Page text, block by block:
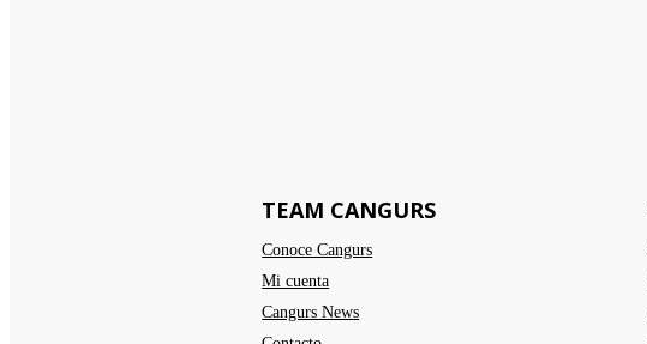
TEAM CANGURS
Conoce Cangurs
Mi cuenta
Cangurs News